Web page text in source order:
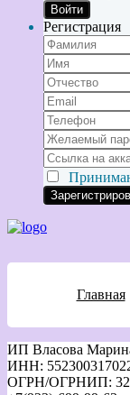
Войти
Регистрация
Главная
ИП Власова
ИНН:
ОГРН/ОГРНИП: